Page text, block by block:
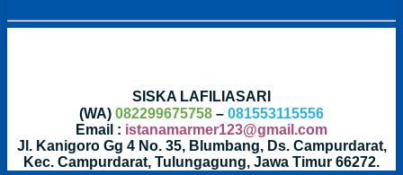
SISKA LAFILIASARI
(WA) 082299675758 – 081553115556
Email : istanamarmer123@gmail.com
Jl. Kanigoro Gg 4 No. 35, Blumbang, Ds. Campurdarat,
Kec. Campurdarat, Tulungagung, Jawa Timur 66272.